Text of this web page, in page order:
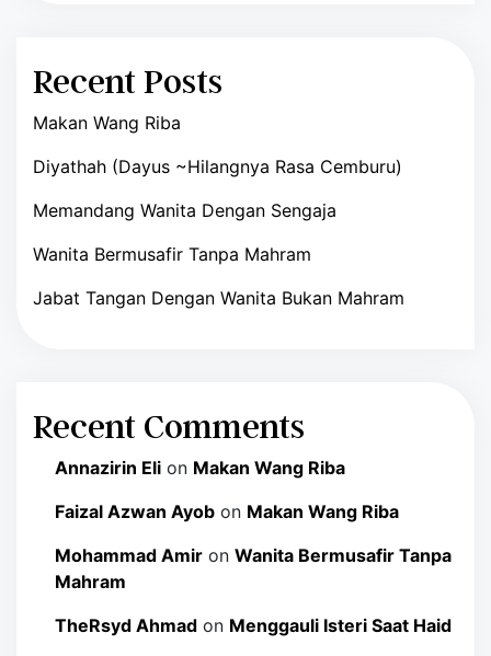
Recent Posts
Makan Wang Riba
Diyathah (Dayus ~Hilangnya Rasa Cemburu)
Memandang Wanita Dengan Sengaja
Wanita Bermusafir Tanpa Mahram
Jabat Tangan Dengan Wanita Bukan Mahram
Recent Comments
Annazirin Eli on Makan Wang Riba
Faizal Azwan Ayob on Makan Wang Riba
Mohammad Amir on Wanita Bermusafir Tanpa
Mahram
TheRsyd Ahmad on Menggauli Isteri Saat Haid